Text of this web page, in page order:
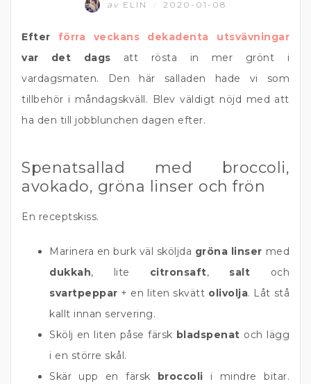
av ELIN 2020-01-08
Efter förra veckans dekadenta utsvävningar
var det dags att rösta in mer grönt i
vardagsmaten. Den här salladen hade vi som
tillbehör i måndagskväll. Blev väldigt nöjd med att
ha den till jobblunchen dagen efter.
Spenatsallad med broccoli,
avokado, gröna linser och frön
En receptskiss.
Marinera en burk väl sköljda gröna linser med
dukkah, lite citronsaft, salt och
svartpeppar + en liten skvätt olivolja. Låt stå
kallt innan servering.
Skölj en liten påse färsk bladspenat och lägg
i en större skål.
Skär upp en färsk
broccoli i mindre bitar.